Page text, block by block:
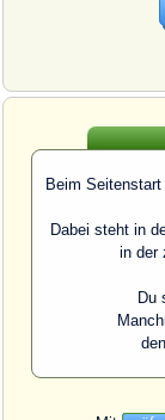
Beim
Dabei steht in
in der
Du
den